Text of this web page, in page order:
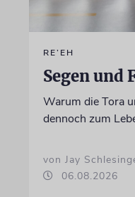
RE’EH
Segen und
Warum die Tora
dennoch zum
von Jay
06.08.2026